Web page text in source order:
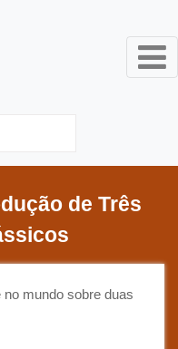
Veia - Tudo que
de Três
no mundo sobre duas